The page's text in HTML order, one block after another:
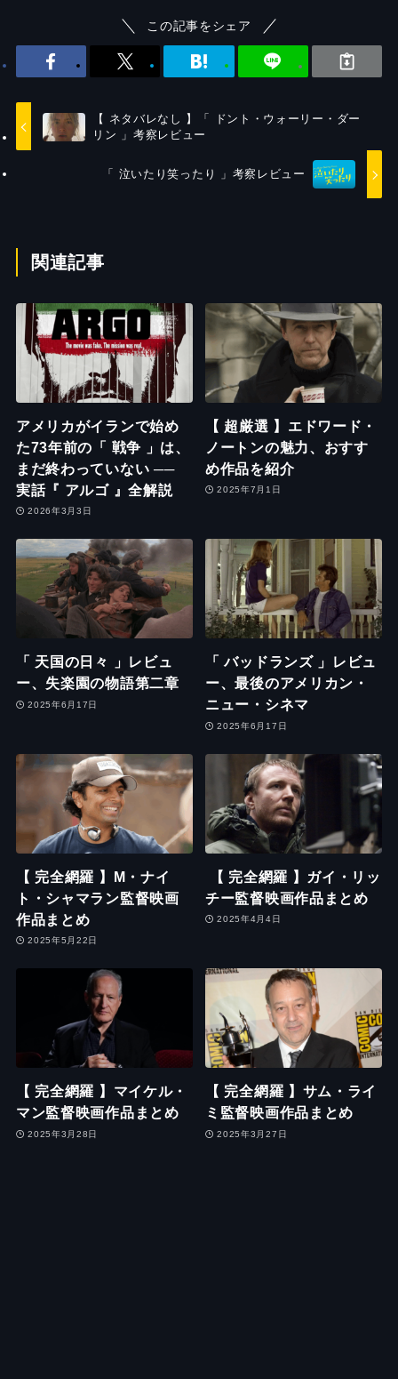
この記事をシェア
【 ネタバレなし 】「 ドント・ウォーリー・ダー
リン 」考察レビュー
「 泣いたり笑ったり 」考察レビュー
関連記事
アメリカがイランで始め
た73年前の「 戦争 」は、
まだ終わっていない ──
実話『 アルゴ 』全解説
2026年3月3日
【 超厳選 】エドワード・
ノートンの魅力、おすす
め作品を紹介
2025年7月1日
「 天国の日々 」レビュ
ー、失楽園の物語第二章
2025年6月17日
「 バッドランズ 」レビュ
ー、最後のアメリカン・
ニュー・シネマ
2025年6月17日
【 完全網羅 】M・ナイ
ト・シャマラン監督映画
作品まとめ
2025年5月22日
【 完全網羅 】ガイ・リッ
チー監督映画作品まとめ
2025年4月4日
【 完全網羅 】マイケル・
マン監督映画作品まとめ
2025年3月28日
【 完全網羅 】サム・ライ
ミ監督映画作品まとめ
2025年3月27日